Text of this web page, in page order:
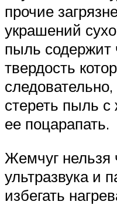
прочие
украшений
пыль содержит
твердость
стереть пыль
ее поцарапать.
Жемчуг
ультразвука и
избегать